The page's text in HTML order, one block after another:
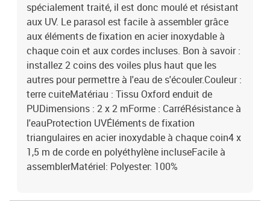
spécialement traité, il est donc moulé et résistant
aux UV. Le parasol est facile à assembler grâce
aux éléments de fixation en acier inoxydable à
chaque coin et aux cordes incluses. Bon à savoir :
installez 2 coins des voiles plus haut que les
autres pour permettre à l'eau de s'écouler.Couleur :
terre cuiteMatériau : Tissu Oxford enduit de
PUDimensions : 2 x 2 mForme : CarréRésistance à
l'eauProtection UVÉléments de fixation
triangulaires en acier inoxydable à chaque coin4 x
1,5 m de corde en polyéthylène incluseFacile à
assemblerMatériel: Polyester: 100%